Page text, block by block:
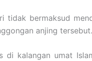
tidak bermaksud
anjing tersebut.
di kalangan umat